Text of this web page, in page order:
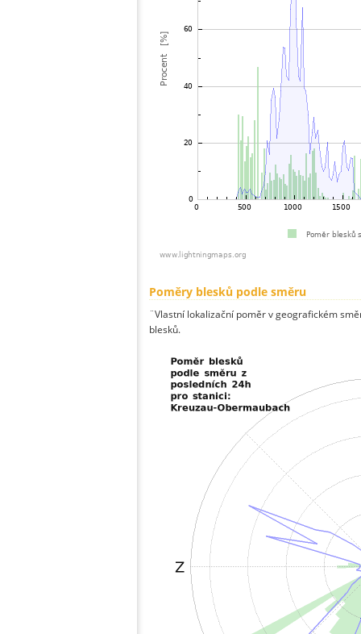
Poměry blesků podle směru
¨Vlastní lokalizační poměr v geografickém
blesků.